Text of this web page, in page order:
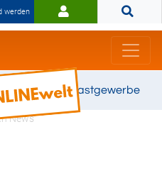
werden
stark für das Gastgewerbe
News